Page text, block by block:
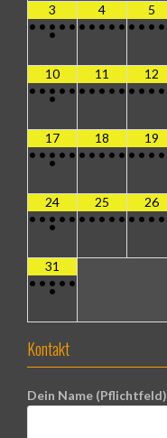
3
• • • • •
•
4
• • • • •
5
• • • •
10
• • • • •
•
11
• • • • •
12
• • • •
17
• • • • •
•
18
• • • • •
19
• • • •
24
• • • • •
•
25
• • • • •
26
• • • •
31
• • • • •
•
Kontakt
Dein Name (Pflichtfeld)